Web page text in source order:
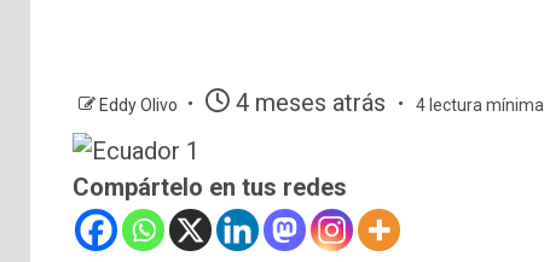
Eddy Olivo 4 meses atrás 4 lectura mínima
Compártelo en tus redes